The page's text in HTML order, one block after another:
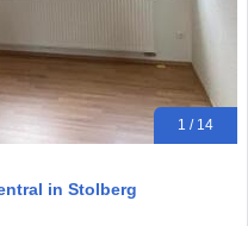
1 / 14
in Stolberg